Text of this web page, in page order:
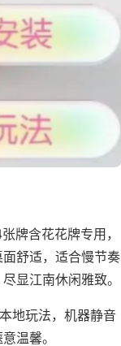
牌含花花牌专用，
舒适，适合慢节奏
显江南休闲雅致。
地玩法，机器静音
温馨。